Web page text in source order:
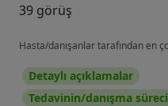
39 görüş
Hasta/danışanlar tarafından en
Detaylı açıklamalar
Tedavinin/danışma